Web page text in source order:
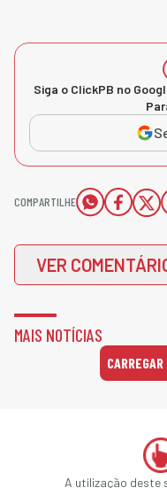
Siga o ClickPB no
COMPARTILHE
VER
MAIS NOTÍCIAS
A utilização deste